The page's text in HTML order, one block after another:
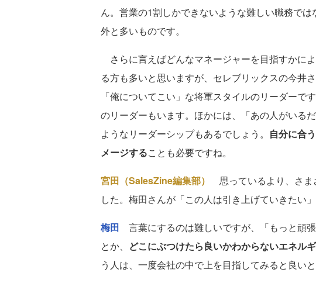
ん。営業の1割しかできないような難しい職務で
外と多いものです。
さらに言えばどんなマネージャーを目指すかに
る方も多いと思いますが、セレブリックスの今井
「俺についてこい」な将軍スタイルのリーダーで
のリーダーもいます。ほかには、「あの人がいる
ようなリーダーシップもあるでしょう。 自分に合
メージすることも必要ですね。
宮田（SalesZine編集部）
思っているより、さま
した。梅田さんが「この人は引き上げていきたい
梅田 言葉にするのは難しいですが、「もっと頑
とか、 どこにぶつけたら良いかわからないエネル
う人は、一度会社の中で上を目指してみると良いと